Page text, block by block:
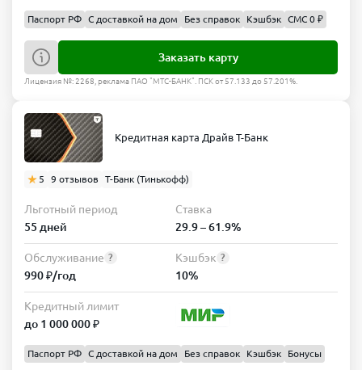
Паспорт РФ С доставкой на дом Без справок Кэшбэк СМС 0 ₽
Заказать карту
Лицензия №: 2268, реклама ПАО "МТС-БАНК". ПСК от 57.133 до 57.201%.
Кредитная карта Драйв Т-Банк
5 9 отзывов Т-Банк (Тинькофф)
Льготный период
55 дней
Ставка
29.9 – 61.9%
Обслуживание ?
990 ₽/год
Кэшбэк ?
10%
Кредитный лимит
до 1 000 000 ₽
Паспорт РФ С доставкой на дом Без справок Кэшбэк Бонусы